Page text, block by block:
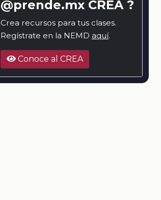
@prende.mx CREA ?
Crea recursos para tus clases.
Regístrate en la NEMD aquí.
Conoce al CREA